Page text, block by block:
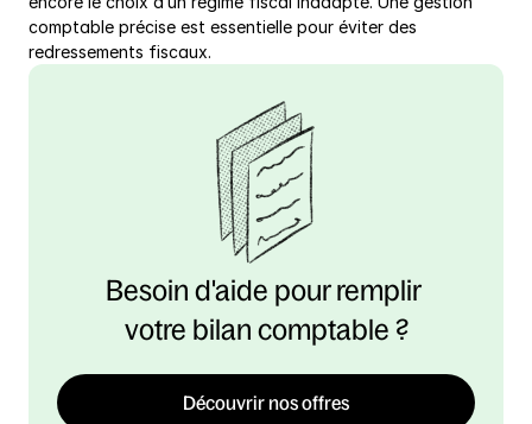
comptable précise est essentielle pour éviter des
redressements fiscaux.
Besoin d'aide pour remplir
votre bilan comptable ?
Découvrir nos offres